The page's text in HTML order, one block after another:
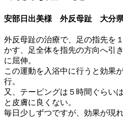
安部日出美様 外反母趾 大分
外反母趾の治療で、足の指先を
かす、足全体を指先の方向へ引
に屈伸。
この運動を入浴中に行うと効果
行。
又、テーピングは５時間ぐらい
と皮膚に良くない。
毎日少しずつですが、効果が現れ